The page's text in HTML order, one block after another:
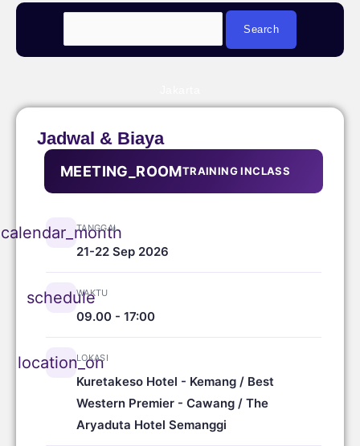
Jadwal & Biaya
MEETING_ROOMTRAINING INCLASS
calendar_month
TANGGAL
21-22 Sep 2026
schedule
WAKTU
09.00 - 17:00
location_on
LOKASI
Kuretakeso Hotel - Kemang / Best
Western Premier - Cawang / The
Aryaduta Hotel Semanggi